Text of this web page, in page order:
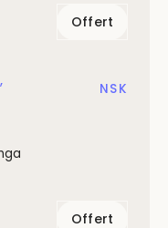
Offert
NSK
Offert